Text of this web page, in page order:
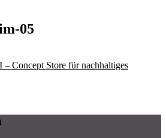
05
Concept Store für nachhaltiges